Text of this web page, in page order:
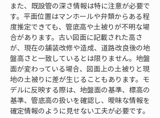
また、既設管の深さ情報は特に注意が必要で
す。平面位置はマンホールや弁類からある程
度推定できても、管底高や土被りが不明な場
合があります。古い図面に記載された高さ
が、現在の舗装改修や造成、道路改良後の地
盤高さと一致しているとは限りません。地盤
面が変わっている場合、図面上の土被りと現
地の土被りに差が生じることもあります。モ
デルに反映する際は、地盤面の基準、標高の
基準、管底高の扱いを確認し、曖昧な情報を
確定情報のように見せない工夫が必要です。